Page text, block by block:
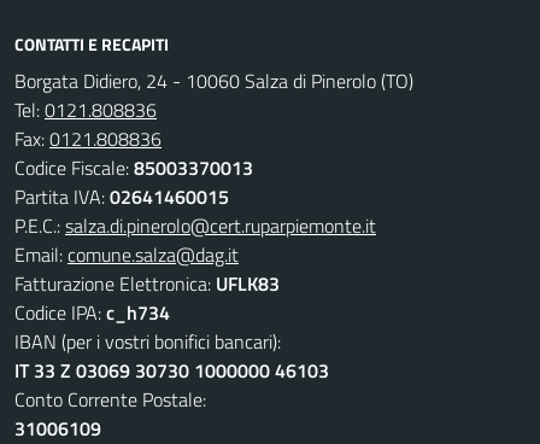
CONTATTI E RECAPITI
Borgata Didiero, 24 - 10060 Salza di Pinerolo (TO)
Tel:0121.808836
Fax:0121.808836
Codice Fiscale:85003370013
Partita IVA:02641460015
P.E.C.:salza.di.pinerolo@cert.ruparpiemonte.it
Email:comune.salza@dag.it
Fatturazione Elettronica: UFLK83
Codice IPA:c_h734
IBAN (per i vostri bonifici bancari):
IT 33 Z 03069 30730 1000000 46103
Conto Corrente Postale:
31006109